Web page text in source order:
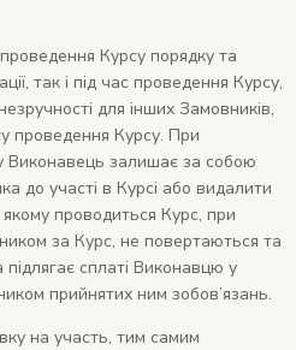
Курсу порядку та
так і під час проведення Курсу,
для інших Замовників,
проведення Курсу. При
Виконавець залишає за собою
до участі в Курсі або видалити
проводиться Курс, при
за Курс, не повертаються та
сплаті Виконавцю у
прийнятих ним зобов’язань.
на участь, тим самим